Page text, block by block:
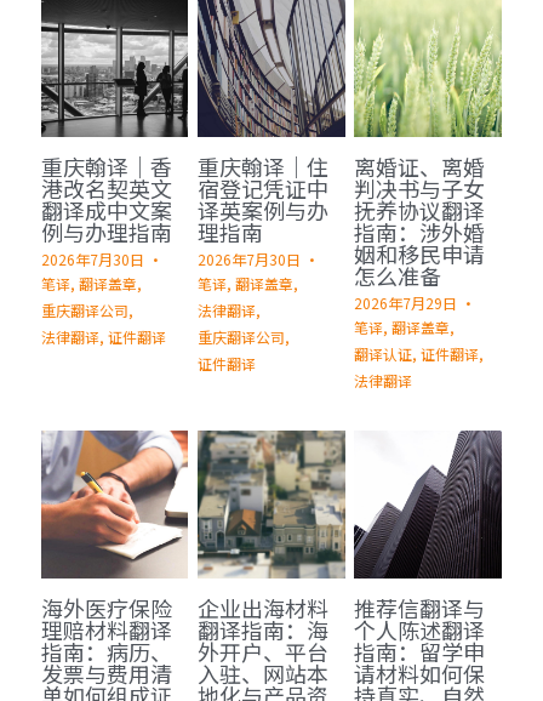
重庆翰译｜香
港改名契英文
翻译成中文案
例与办理指南
2026年7月30日 ·
笔译, 翻译盖章,
重庆翻译公司,
法律翻译, 证件翻译
重庆翰译｜住
宿登记凭证中
译英案例与办
理指南
2026年7月30日 ·
笔译, 翻译盖章,
法律翻译,
重庆翻译公司,
证件翻译
离婚证、离婚
判决书与子女
抚养协议翻译
指南：涉外婚
姻和移民申请
怎么准备
2026年7月29日 ·
笔译, 翻译盖章,
翻译认证, 证件翻译,
法律翻译
海外医疗保险
理赔材料翻译
指南：病历、
发票与费用清
单如何组成证
企业出海材料
翻译指南：海
外开户、平台
入驻、网站本
地化与产品资
推荐信翻译与
个人陈述翻译
指南：留学申
请材料如何保
持真实、自然